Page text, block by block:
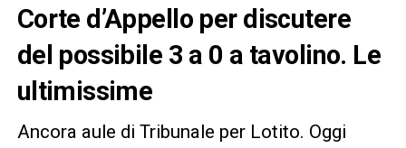
Corte d’Appello per discutere
del possibile 3 a 0 a tavolino. Le
ultimissime
Ancora aule di Tribunale per Lotito. Oggi